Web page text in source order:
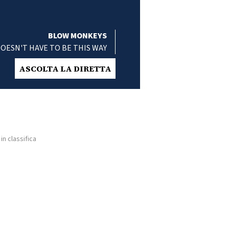
BLOW MONKEYS
HAVE TO BE THIS WAY
ASCOLTA LA DIRETTA
classifica